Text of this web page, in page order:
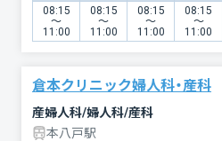
08:15
〜
11:00
08:15
〜
11:00
08:15
〜
11:00
08:15
〜
11:00
倉本クリニック婦人科・産科
産婦人科/婦人科/産科
本八戸駅